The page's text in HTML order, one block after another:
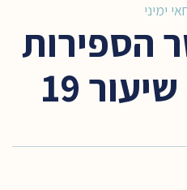
ימיני
הספירות
19